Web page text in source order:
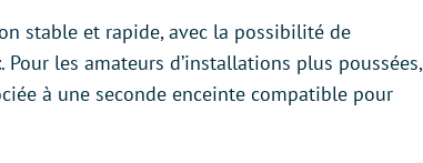
stable et rapide, avec la possibilité de
. Pour les amateurs d’installations plus poussées,
à une seconde enceinte compatible pour